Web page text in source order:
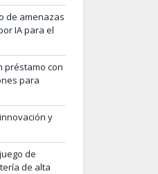
de amenazas
IA para el
préstamo con
para
y
de
de alta